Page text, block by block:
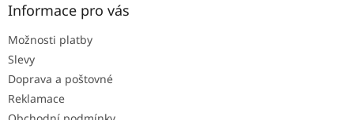
Informace pro vás
Možnosti platby
Slevy
Doprava a poštovné
Reklamace